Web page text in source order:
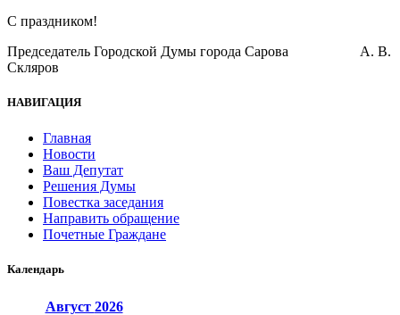
С праздником!
Председатель Городской Думы города Сарова А. В.
Скляров
НАВИГАЦИЯ
Главная
Новости
Ваш Депутат
Решения Думы
Повестка заседания
Направить обращение
Почетные Граждане
Календарь
Август 2026